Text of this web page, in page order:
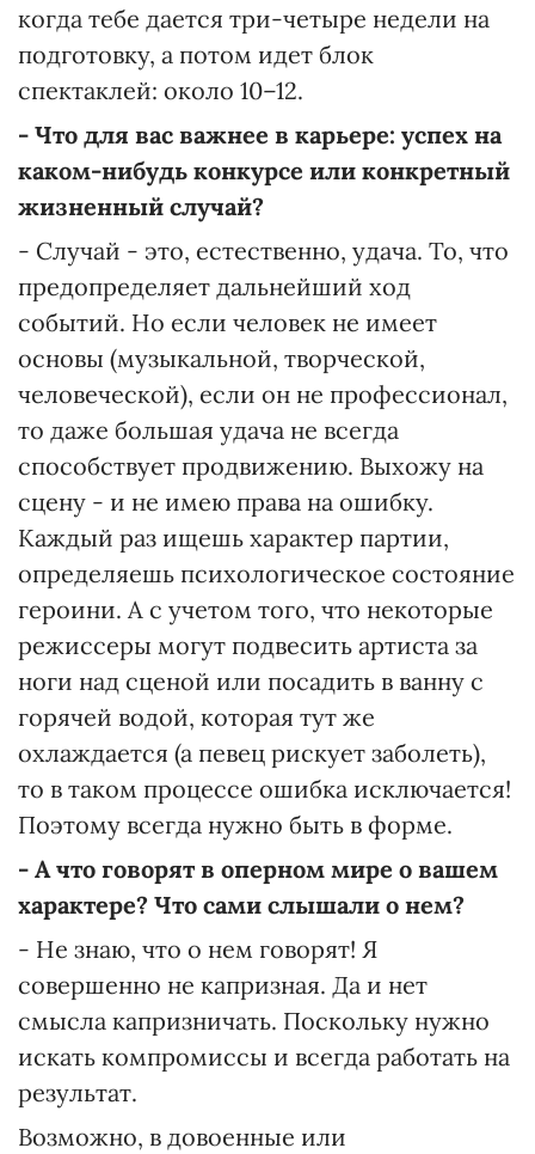
когда тебе дается три-четыре недели на
подготовку, а потом идет блок
спектаклей: около 10–12.
- Что для вас важнее в карьере: успех на
каком-нибудь конкурсе или конкретный
жизненный случай?
- Случай - это, естественно, удача. То, что
предопределяет дальнейший ход
событий. Но если человек не имеет
основы (музыкальной, творческой,
человеческой), если он не профессионал,
то даже большая удача не всегда
способствует продвижению. Выхожу на
сцену - и не имею права на ошибку.
Каждый раз ищешь характер партии,
определяешь психологическое состояние
героини. А с учетом того, что некоторые
режиссеры могут подвесить артиста за
ноги над сценой или посадить в ванну с
горячей водой, которая тут же
охлаждается (а певец рискует заболеть),
то в таком процессе ошибка исключается!
Поэтому всегда нужно быть в форме.
- А что говорят в оперном мире о вашем
характере? Что сами слышали о нем?
- Не знаю, что о нем говорят! Я
совершенно не капризная. Да и нет
смысла капризничать. Поскольку нужно
искать компромиссы и всегда работать на
результат.
Возможно, в довоенные или